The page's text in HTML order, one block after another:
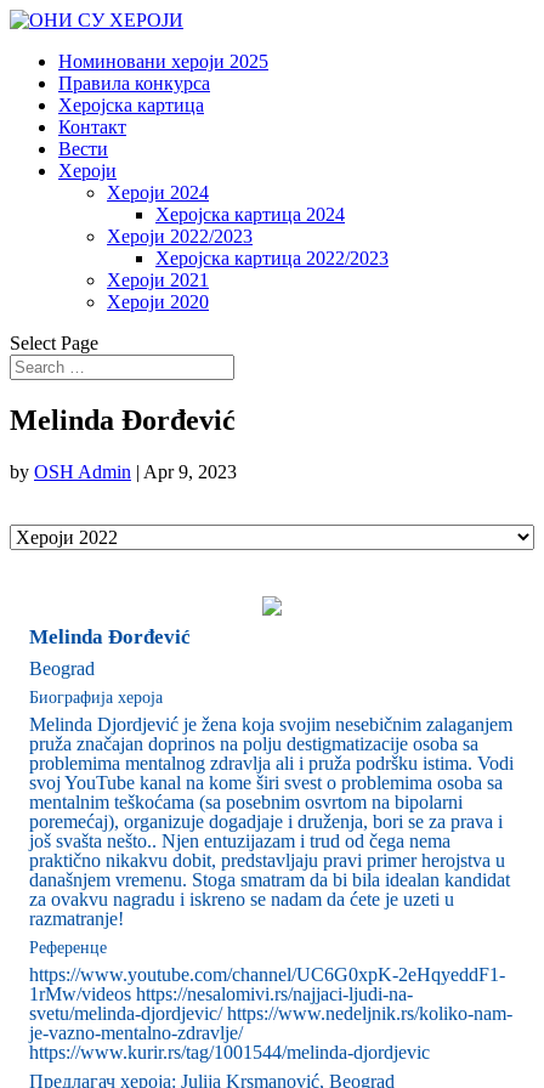
Номиновани хероји 2025
Правила конкурса
Херојска картица
Контакт
Вести
Хероји
Хероји 2024
Херојска картица 2024
Хероји 2022/2023
Херојска картица 2022/2023
Хероји 2021
Хероји 2020
Select Page
Melinda Đorđević
by OSH Admin | Apr 9, 2023
Melinda Đorđević
Beograd
Биографија хероја
Melinda Djordjević je žena koja svojim nesebičnim zalaganjem
pruža značajan doprinos na polju destigmatizacije osoba sa
problemima mentalnog zdravlja ali i pruža podršku istima. Vodi
svoj YouTube kanal na kome širi svest o problemima osoba sa
mentalnim teškoćama (sa posebnim osvrtom na bipolarni
poremećaj), organizuje dogadjaje i druženja, bori se za prava i
još svašta nešto.. Njen entuzijazam i trud od čega nema
praktično nikakvu dobit, predstavljaju pravi primer herojstva u
današnjem vremenu. Stoga smatram da bi bila idealan kandidat
za ovakvu nagradu i iskreno se nadam da ćete je uzeti u
razmatranje!
Референце
https://www.youtube.com/channel/UC6G0xpK-2eHqyeddF1-
1rMw/videos https://nesalomivi.rs/najjaci-ljudi-na-
svetu/melinda-djordjevic/ https://www.nedeljnik.rs/koliko-nam-
je-vazno-mentalno-zdravlje/
https://www.kurir.rs/tag/1001544/melinda-djordjevic
Предлагач хероја: Julija Krsmanović, Beograd